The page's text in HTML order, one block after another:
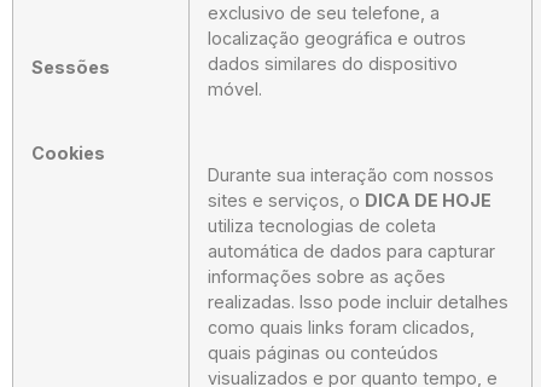
Sessões
Cookies
exclusivo de seu telefone, a
localização geográfica e outros
dados similares do dispositivo
móvel.
Durante sua interação com nossos
sites e serviços, o DICA DE HOJE
utiliza tecnologias de coleta
automática de dados para capturar
informações sobre as ações
realizadas. Isso pode incluir detalhes
como quais links foram clicados,
quais páginas ou conteúdos
visualizados e por quanto tempo, e